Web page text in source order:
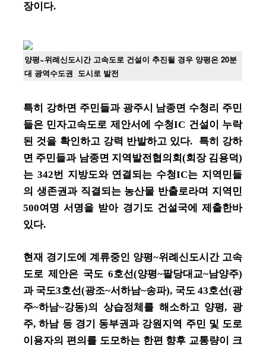
장이다.
양평~위례신도시간 고속도로 건설이 추진될 경우 양평은 20분
대 광역수도권 도시로 발전
특히 강하면 주민들과 광주시 남종면 수청리 주민
들은 민자고속도로 제안서에 수청IC 건설이 누락
된 것을 확인하고 강력 반발하고 있다. 특히 강하
면 주민들과 남종면 지역발전협의회(회장 김용덕)
는 342번 지방도와 연결되는 수청IC는 지역민들
의 생존권과 직결되는 농산물 반출로라며 지역민
500여명 서명을 받아 경기도 건설국에 제출한바
있다.
현재 경기도에 계류중인 양평~위례신도시간 고속
도로 제안은 국도 6호선(양평~팔당대교~남양주)
과 국도3호선(광조~서하남~송파), 국도 43호선(광
주~하남~강동)의 상습정체를 해소하고 양평, 광
주, 하남 등 경기 동부권과 강원지역 주민 및 도로
이용자의 편의를 도모하는 한편 향후 교통량이 크